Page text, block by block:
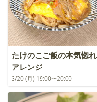
たけのこご飯の本気惚れ
アレンジ
3/20 (月) 19:00〜20:00